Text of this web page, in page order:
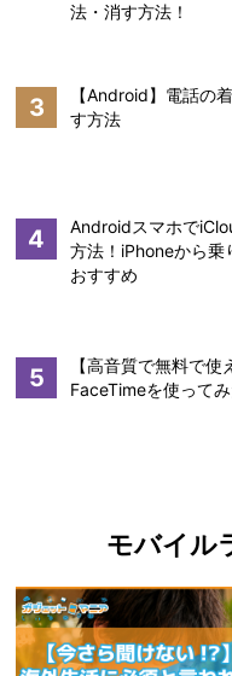
法・消す方法！
3
【Android】電話の
す方法
4
Androidスマホで
方法！iPhoneから乗
おすすめ
5
【高音質で無料で使
FaceTimeを使って
モバイル